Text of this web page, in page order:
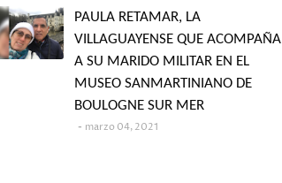
PAULA RETAMAR, LA
VILLAGUAYENSE QUE ACOMPAÑA
A SU MARIDO MILITAR EN EL
MUSEO SANMARTINIANO DE
BOULOGNE SUR MER
marzo 04, 2021